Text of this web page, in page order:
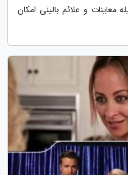
و علائم بالینی امکان